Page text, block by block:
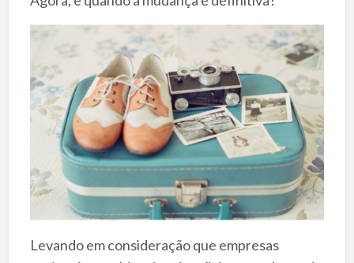
Levando em consideração que empresas